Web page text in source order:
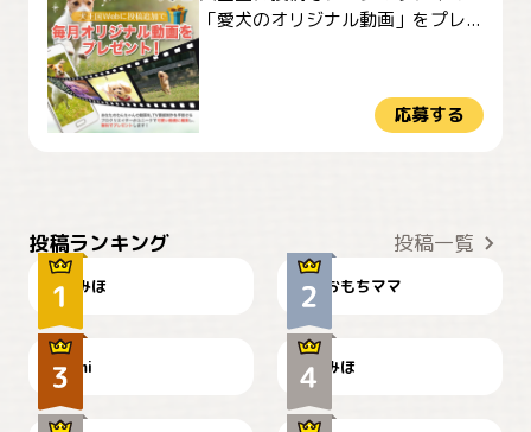
「愛犬のオリジナル動画」をプレ...
応募する
投稿ランキング 投稿一覧
みほ おもちママ
可愛い？
mi
見てるぞぉ
みほ
🌻とむぎ！
ドーベルマンのお友達邸に
て